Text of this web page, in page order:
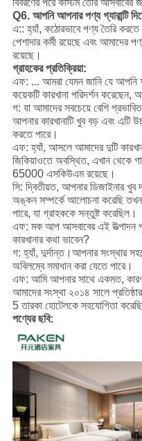
বিবরণের পরে কাস্টম তৈরি
Q6. আপনি আপনার পণ্য গ্যারান্টি
এ:: হ্যাঁ, কঠোরভাবে পণ্য তৈরি
পেশাদার কর্মী রয়েছে এবং আমাদের
রয়েছে।
গ্রাহকের প্রতিক্রিয়া:
এফ: ... আমরা যেমন জানি যে আপনি
কয়েকটি কারখানা পরিদর্শন
গ: যা আমাদের সবচেয়ে বেশি
আপনার কারখানাটি খুব বড় এবং এটি
করতে পারে।
এফ: হ্যাঁ, আসলে আমাদের দুটি
জিকিয়াওতে অবস্থিত, এখান থেকে
65000 এসকিউএম রয়েছে।
সি: দ্বিতীয়ত, আপনার ডিজাইনার
অঙ্কন সম্পর্কে আলোচনা করেছি তখন
পারে, যা গ্রাহককে সন্তুষ্ট করেছিল।
এফ: মক আপ আসবাবের এই উত্পাদন
কারখানার কথা ভাবেন?
গ: হ্যাঁ, দুর্দান্ত।আপনার সংস্থার
অবিলম্বে সমাধান করা যেতে পারে।
এফ: আমি আপনার সাথে একমত, কারণ
আমাদের সংস্থা ২০১৪ সালে
5 তারকা হোটেলকে সহযোগিতা
পণ্যের ছবি: